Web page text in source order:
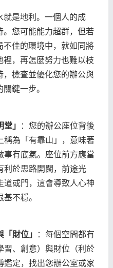
就是地利。一個人的成
。您可能能力超群，但若
不佳的環境中，就如同將
，再怎麼努力也難以枝
，檢查並優化您的辦公與
鍵一步。
」
：您的辦公座位背後
稱為「有靠山」，意味著
事有底氣。座位前方應當
利於思路開闊，前途光
道或門，這會導致人心神
不穩。
財位」
：每個空間都有
習、創意）與財位（利於
鑑定，找出您辦公室或家